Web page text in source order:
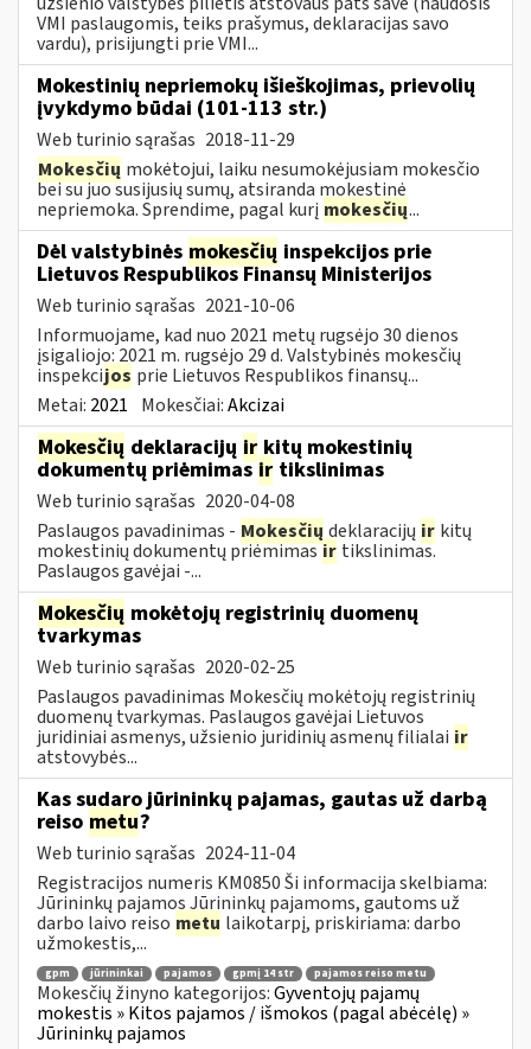
VMI paslaugomis, teiks prašymus, deklaracijas savo
vardu), prisijungti prie VMI...
Mokestinių nepriemokų išieškojimas, prievolių
įvykdymo būdai (101-113 str.)
Web turinio sąrašas 2018-11-29
Mokesčių mokėtojui, laiku nesumokėjusiam mokesčio
bei su juo susijusių sumų, atsiranda mokestinė
nepriemoka. Sprendime, pagal kurį mokesčių...
Dėl valstybinės mokesčių inspekcijos prie
Lietuvos Respublikos Finansų Ministerijos
Web turinio sąrašas 2021-10-06
Informuojame, kad nuo 2021 metų rugsėjo 30 dienos
įsigaliojo: 2021 m. rugsėjo 29 d. Valstybinės mokesčių
inspekcijos prie Lietuvos Respublikos finansų...
Metai: 2021 Mokesčiai:Akcizai
Mokesčių deklaracijų ir kitų mokestinių
dokumentų priėmimasir tikslinimas
Web turinio sąrašas 2020-04-08
Paslaugos pavadinimas - Mokesčių deklaracijų ir kitų
mokestinių dokumentų priėmimasir tikslinimas.
Paslaugos gavėjai -...
Mokesčių mokėtojų registrinių duomenų
tvarkymas
Web turinio sąrašas 2020-02-25
Paslaugos pavadinimas Mokesčių mokėtojų registrinių
duomenų tvarkymas. Paslaugos gavėjai Lietuvos
juridiniai asmenys, užsienio juridinių asmenų filialai ir
atstovybės...
Kas sudaro jūrininkų pajamas, gautas už darbą
reiso metu?
Web turinio sąrašas 2024-11-04
Registracijos numeris KM0850 Ši informacija skelbiama:
Jūrininkų pajamos Jūrininkų pajamoms, gautoms už
darbo laivo reiso metu laikotarpį, priskiriama: darbo
užmokestis,...
gpm jūrininkai pajamos gpmį 14 str pajamos reiso metu
Mokesčių žinyno kategorijos:Gyventojų pajamų
mokestis » Kitos pajamos / išmokos (pagal abėcėlę) »
Jūrininkų pajamos